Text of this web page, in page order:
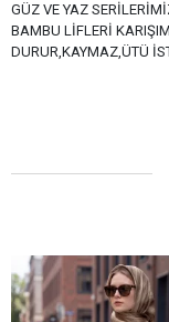
GÜZ VE YAZ
BAMBU LİFLERİ
DURUR,KAYMAZ,ÜTÜ